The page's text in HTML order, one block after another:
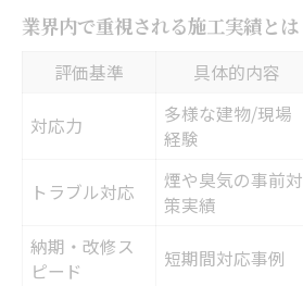
業界内で重視される施工実績とは
評価基準 具体的内容
対応力
多様な建物/現場
経験
トラブル対応
煙や臭気の事前対
策実績
納期・改修ス
ピード
短期間対応事例